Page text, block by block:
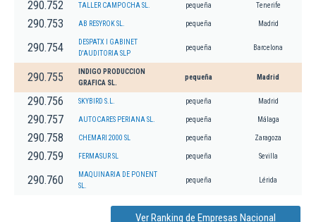
290.752 TALLER CAMPOCHA SL. pequeña Tenerife
290.753 AB RESYROK SL. pequeña Madrid
290.754
DESPATX I GABINET
D'AUDITORIA SLP
pequeña Barcelona
290.755
INDIGO PRODUCCION
GRAFICA SL.
pequeña Madrid
290.756 SKYBIRD S.L. pequeña Madrid
290.757 AUTOCARES PERIANA SL. pequeña Málaga
290.758 CHEMARI 2000 SL pequeña Zaragoza
290.759 FERMASUR SL pequeña Sevilla
290.760
MAQUINARIA DE PONENT
SL.
pequeña Lérida
Ver Ranking de Empresas Nacional